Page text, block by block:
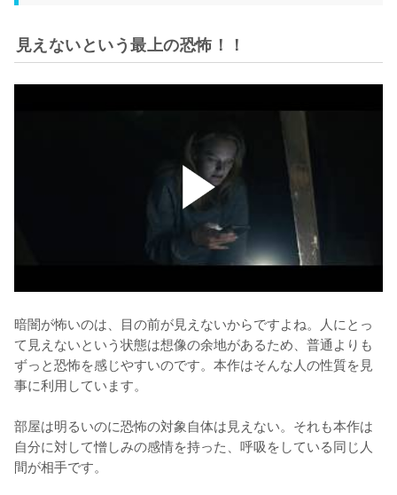
見えないという最上の恐怖！！
暗闇が怖いのは、目の前が見えないからですよね。人にとっ
て見えないという状態は想像の余地があるため、普通よりも
ずっと恐怖を感じやすいのです。本作はそんな人の性質を見
事に利用しています。
部屋は明るいのに恐怖の対象自体は見えない。それも本作は
自分に対して憎しみの感情を持った、呼吸をしている同じ人
間が相手です。